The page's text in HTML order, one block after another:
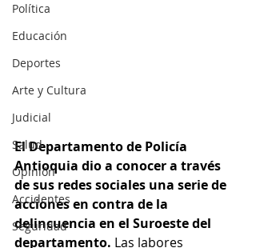
Política
Educación
Deportes
Arte y Cultura
Judicial
Salud
Opinión
Accidentes
Seguridad
El Departamento de Policía
Antioquia dio a conocer a través
de sus redes sociales una serie de
acciones en contra de la
delincuencia en el Suroeste del
departamento. Las labores